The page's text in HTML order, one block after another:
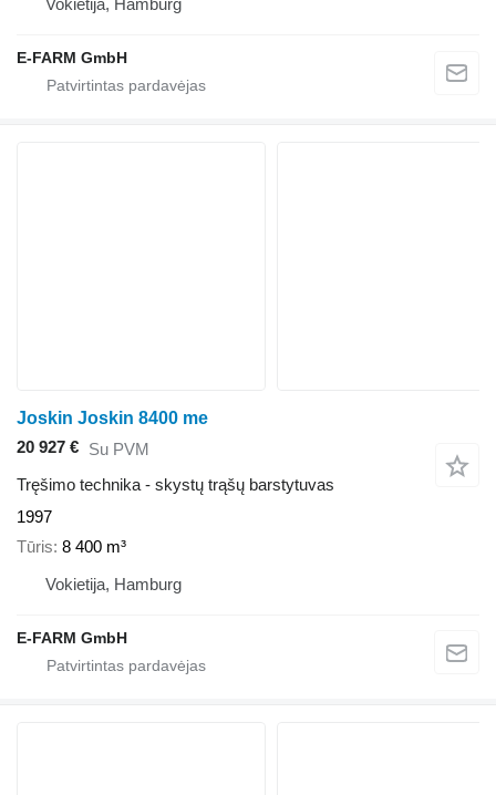
Vokietija, Hamburg
E-FARM GmbH
Joskin Joskin 8400 me
20 927 € Su PVM
Tręšimo technika - skystų trąšų barstytuvas
1997
Tūris 8 400 m³
Vokietija, Hamburg
E-FARM GmbH